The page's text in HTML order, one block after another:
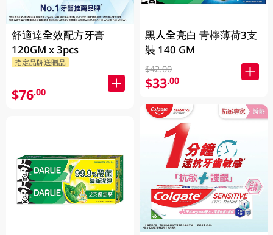
舒適達全效配方牙膏
120GM x 3pcs
指定品牌送贈品
$76.00
黑人全亮白 青檸薄荷3支
裝 140 GM
$42.00
$33.00